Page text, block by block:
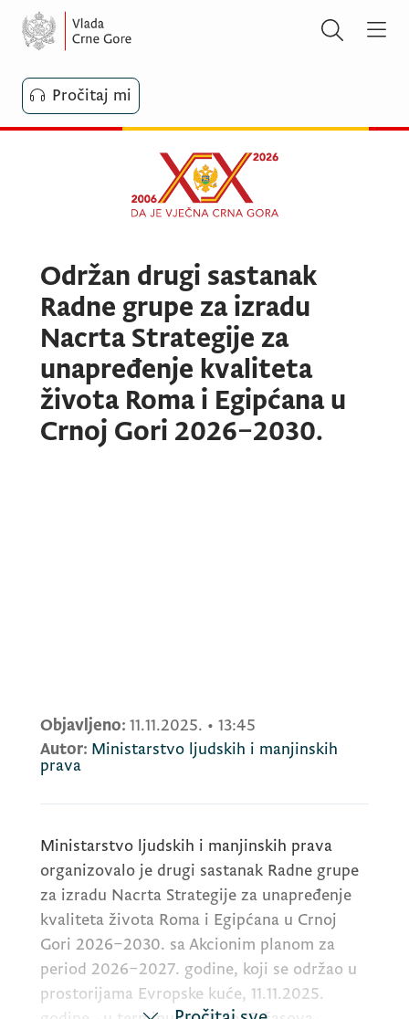
Pročitaj mi
Održan drugi sastanak
Radne grupe za izradu
Nacrta Strategije za
unapređenje kvaliteta
života Roma i Egipćana u
Crnoj Gori 2026–2030.
Objavljeno: 11.11.2025. • 13:45
Autor: Ministarstvo ljudskih i manjinskih
prava
Ministarstvo ljudskih i manjinskih prava
organizovalo je drugi sastanak Radne grupe
za izradu Nacrta Strategije za unapređenje
kvaliteta života Roma i Egipćana u Crnoj
Gori 2026–2030. sa Akcionim planom za
period 2026–2027. godine, koji se održao u
prostorijama Evropske kuće, 11.11.2025.